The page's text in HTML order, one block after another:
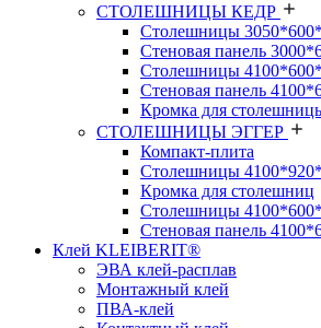
СТОЛЕШНИЦЫ КЕДР
Столешницы
Стеновая панель
Столешницы
Стеновая панель
Кромка для
СТОЛЕШНИЦЫ ЭГГЕР
Компакт-плита
Столешницы
Кромка для столешниц
Столешницы
Стеновая панель
Клей KLEIBERIT®
ЭВА клей-расплав
Монтажный клей
ПВА-клей